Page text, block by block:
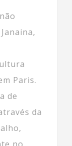
Paris.
de
da